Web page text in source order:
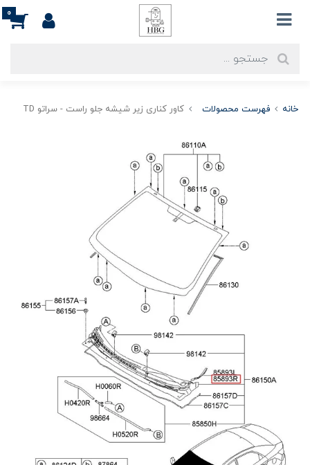
0
خانه فهرست محصولات کاور کناری زیر شیشه جلو راست - سراتو TD